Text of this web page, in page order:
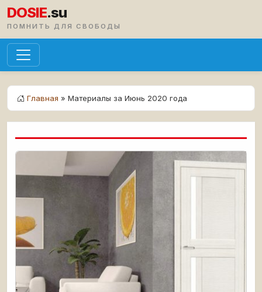
DOSIE.su
ПОМНИТЬ ДЛЯ СВОБОДЫ
Главная » Материалы за Июнь 2020 года